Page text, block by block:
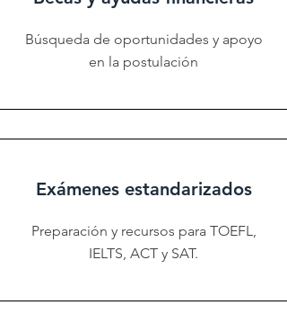
Búsqueda de oportunidades y apoyo
en la postulación
Exámenes estandarizados
Preparación y recursos para TOEFL,
IELTS, ACT y SAT.